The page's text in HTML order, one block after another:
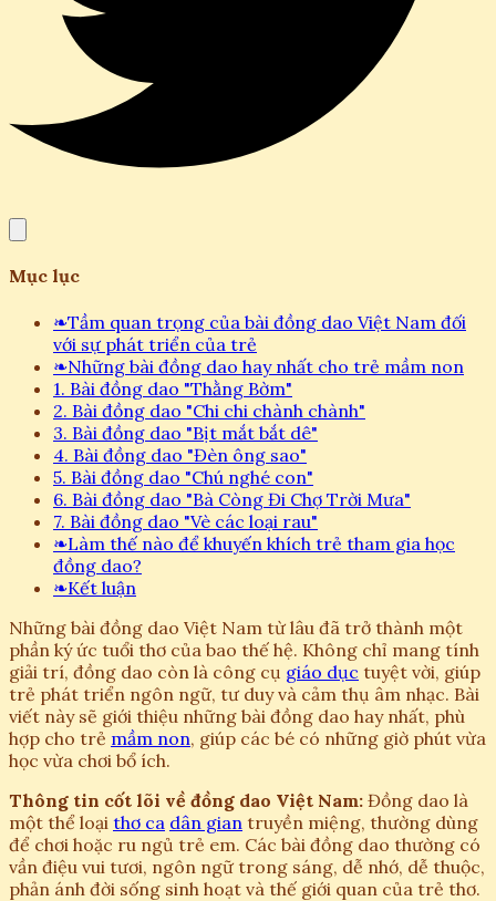
Mục lục
❧Tầm quan trọng của bài đồng dao Việt Nam đối
với sự phát triển của trẻ
❧Những bài đồng dao hay nhất cho trẻ mầm non
1. Bài đồng dao "Thằng Bờm"
2. Bài đồng dao "Chi chi chành chành"
3. Bài đồng dao "Bịt mắt bắt dê"
4. Bài đồng dao "Đèn ông sao"
5. Bài đồng dao "Chú nghé con"
6. Bài đồng dao "Bà Còng Đi Chợ Trời Mưa"
7. Bài đồng dao "Vè các loại rau"
❧Làm thế nào để khuyến khích trẻ tham gia học
đồng dao?
❧Kết luận
Những bài đồng dao Việt Nam từ lâu đã trở thành một
phần ký ức tuổi thơ của bao thế hệ. Không chỉ mang tính
giải trí, đồng dao còn là công cụ giáo dục tuyệt vời, giúp
trẻ phát triển ngôn ngữ, tư duy và cảm thụ âm nhạc. Bài
viết này sẽ giới thiệu những bài đồng dao hay nhất, phù
hợp cho trẻ mầm non, giúp các bé có những giờ phút vừa
học vừa chơi bổ ích.
Thông tin cốt lõi về đồng dao Việt Nam: Đồng dao là
một thể loại thơ ca dân gian truyền miệng, thường dùng
để chơi hoặc ru ngủ trẻ em. Các bài đồng dao thường có
vần điệu vui tươi, ngôn ngữ trong sáng, dễ nhớ, dễ thuộc,
phản ánh đời sống sinh hoạt và thế giới quan của trẻ thơ.